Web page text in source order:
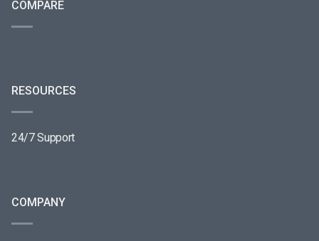
COMPARE
RESOURCES
24/7 Support
COMPANY